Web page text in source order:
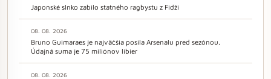
Japonské slnko zabilo statného ragbystu z Fidži
08. 08. 2026
Bruno Guimaraes je najväčšia posila Arsenalu pred sezónou.
Údajná suma je 75 miliónov libier
08. 08. 2026